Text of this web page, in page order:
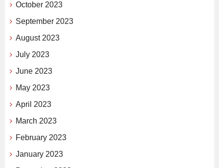
October 2023
September 2023
August 2023
July 2023
June 2023
May 2023
April 2023
March 2023
February 2023
January 2023